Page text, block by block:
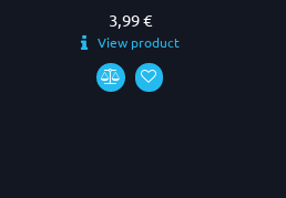
Prezzo
3,99 €
View product